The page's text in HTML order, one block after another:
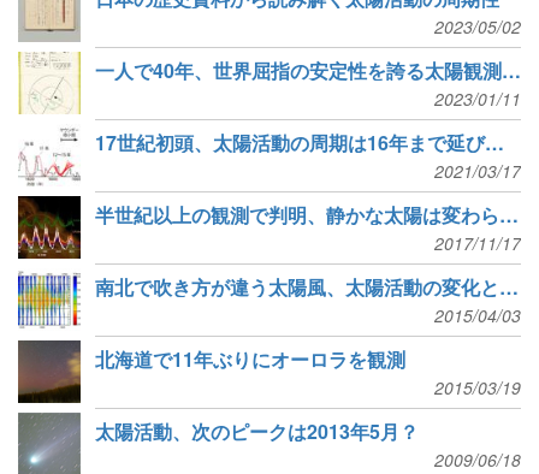
2023/05/02
一人で40年、世界屈指の安定性を誇る太陽観測記録
2023/01/11
17世紀初頭、太陽活動の周期は16年まで延びていた
2021/03/17
半世紀以上の観測で判明、静かな太陽は変わらない
2017/11/17
南北で吹き方が違う太陽風、太陽活動の変化と関連
2015/04/03
北海道で11年ぶりにオーロラを観測
2015/03/19
太陽活動、次のピークは2013年5月？
2009/06/18